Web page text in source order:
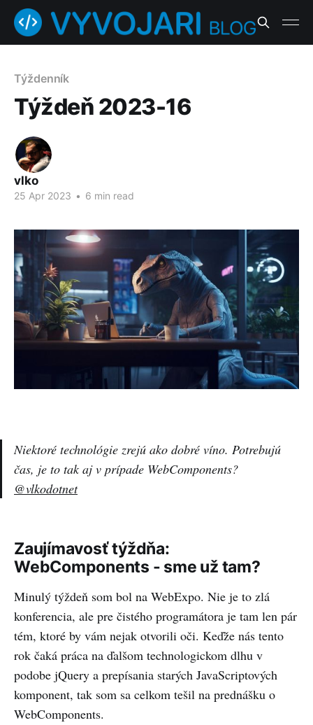
Týždenník
Týždeň 2023-16
vlko
25 Apr 2023 • 6 min read
Niektoré technológie zrejú ako dobré víno. Potrebujú
čas, je to tak aj v prípade WebComponents?
@vlkodotnet
Zaujímavosť týždňa:
WebComponents - sme už tam?
Minulý týždeň som bol na WebExpo. Nie je to zlá
konferencia, ale pre čistého programátora je tam len pár
tém, ktoré by vám nejak otvorili oči. Keďže nás tento
rok čaká práca na ďalšom technologickom dlhu v
podobe jQuery a prepísania starých JavaScriptových
komponent, tak som sa celkom tešil na prednášku o
WebComponents.